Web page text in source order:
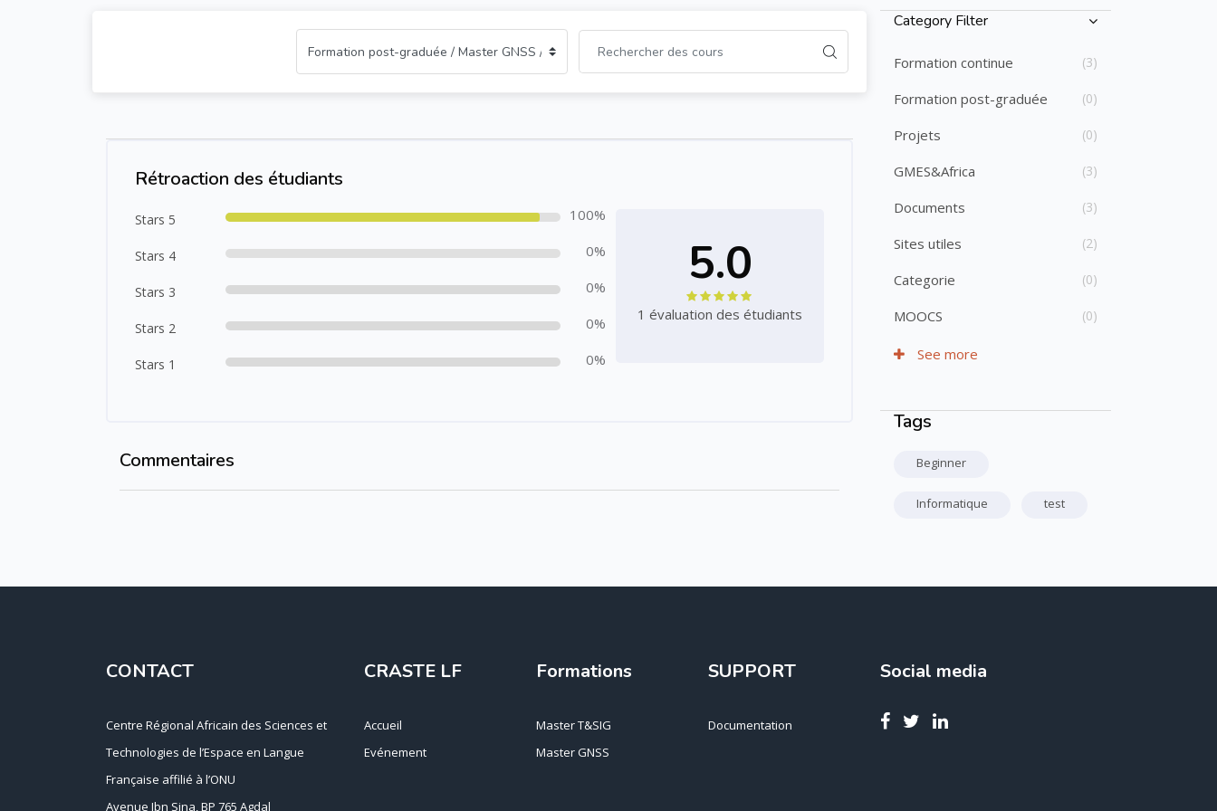
Rétroaction des étudiants
Stars 5 100%
Stars 4 0%
Stars 3 0%
Stars 2 0%
Stars 1 0%
5.0
1 évaluation des étudiants
Passer Commentaires
Commentaires
Passer [Cocoon] Course Categories List
Category Filter
Formation continue (3)
Formation post-graduée (0)
Projets (0)
GMES&Africa (3)
Documents (3)
Sites utiles (2)
Categorie (0)
MOOCS (0)
See more
Passer Tags
Tags
Beginner
Informatique test
CONTACT
Centre Régional Africain des Sciences et
Technologies de l’Espace en Langue
Française affilié à l’ONU
Avenue Ibn Sina, BP 765 Agdal
CRASTE LF
Accueil
Evénement
Formations
Master T&SIG
Master GNSS
SUPPORT
Documentation
Social media